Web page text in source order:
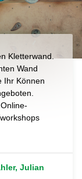
Kletterwand.
Wand
Ihr Können
Julian